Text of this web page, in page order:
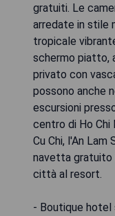
gratuiti. Le
arredate in stile
tropicale
schermo piatto,
privato con
possono anche
escursioni
centro di Ho Chi
Cu Chi, l'An Lam
navetta gratuito
città al resort.
- Boutique hotel